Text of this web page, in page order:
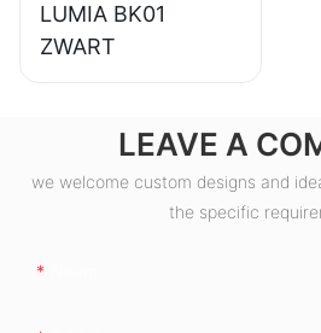
LUMIA BK01
ZWART
LEAVE A
we welcome custom designs and
the specific